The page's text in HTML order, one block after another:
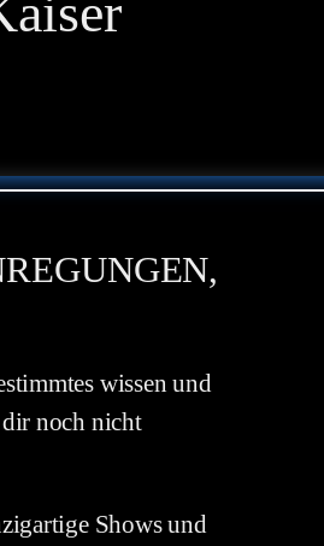
wissen und
dir noch nicht
Shows und